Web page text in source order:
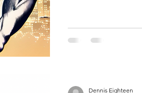
Dennis Eighteen